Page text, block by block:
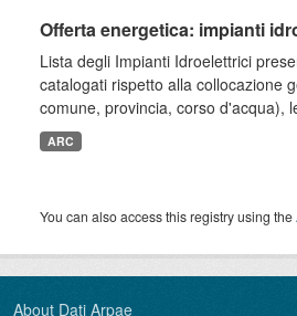
Offerta energetica: impianti
Lista degli Impianti Idroelettrici
catalogati rispetto alla collocazione
comune, provincia, corso d'acqua),
ARC
You can also access this registry using the
About Dati Arpae